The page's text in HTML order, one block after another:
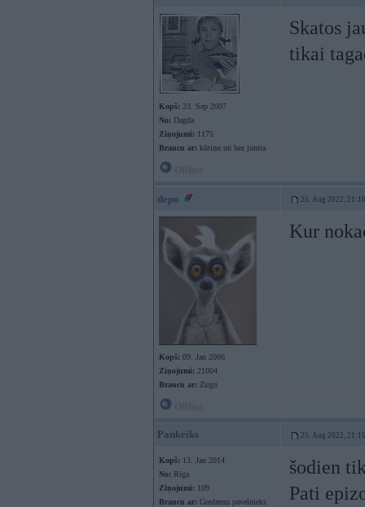
Kopš: 23. Sep 2007
No: Dagda
Ziņojumi: 1175
Braucu ar: kūtiņu un bez jumta
Skatos
tikai
depo 25. Aug 2022, 21:10
Kopš: 09. Jan 2006
Ziņojumi: 21004
Braucu ar: Zirgu
Kur
Pankeiks 25. Aug 2022, 21:15
Kopš: 13. Jan 2014
No: Rīga
Ziņojumi: 109
Braucu ar: Gredzenu pavelnieks
šodien
Pati